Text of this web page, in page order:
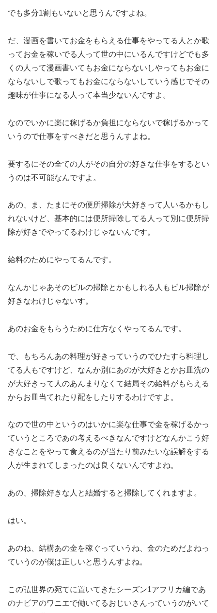
でも多分1割もいないと思うんですよね。
だ、漫画を書いてお金をもらえる仕事をやってる人とか歌
ってお金を稼いでる人って世の中にいるんですけどでも多
くの人って漫画書いてもお金にならないしやってもお金に
ならないしで歌ってもお金にならないしていう感じでその
趣味が仕事になる人って本当少ないんですよ。
なのでいかに楽に稼げるか負担にならないで稼げるかって
いうので仕事をすべきだと思うんすよね。
要するにその全ての人がその自分の好きな仕事をするとい
うのは不可能なんですよ。
あの、ま、たまにその便所掃除が大好きって人いるかもし
れないけど、基本的には便所掃除してる人って別に便所掃
除が好きでやってるわけじゃないんです。
給料のためにやってるんです。
なんかじゃあそのビルの掃除とかもしれる人もビル掃除が
好きなわけじゃないす。
あのお金をもらうために仕方なくやってるんです。
で、もちろんあの料理が好きっていうのでひたすら料理し
てる人もですけど、なんか別にあのが大好きとかお皿洗の
が大好きって人のあんまりなくて結局その給料がもらえる
からお皿当てれたり配をしたりするわけですよ。
なので世の中というのはいかに楽な仕事で金を稼げるかっ
ていうところであの考えるべきなんですけどなんかこう好
きなことをやって食えるのが当たり前みたいな誤解をする
人が生まれてしまったのは良くないんですよね。
あの、掃除好きな人と結婚すると掃除してくれますよ。
はい。
あのね、結構あの金を稼ぐっていうね、金のためだよねっ
ていうのが僕は正しいと思うんすよね。
この弘世界の宛てに置いてきたシーズン1アフリカ編であ
のナビアのワニエで働いてるおじいさんっていうのがいて